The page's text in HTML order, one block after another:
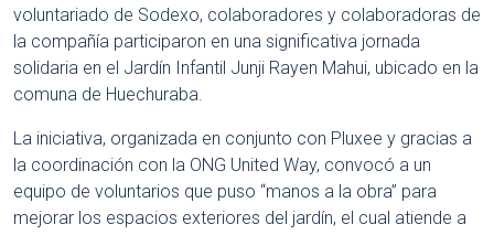
voluntariado de Sodexo, colaboradores y colaboradoras de
la compañía participaron en una significativa jornada
solidaria en el Jardín Infantil Junji Rayen Mahui, ubicado en la
comuna de Huechuraba.
La iniciativa, organizada en conjunto con Pluxee y gracias a
la coordinación con la ONG United Way, convocó a un
equipo de voluntarios que puso “manos a la obra” para
mejorar los espacios exteriores del jardín, el cual atiende a